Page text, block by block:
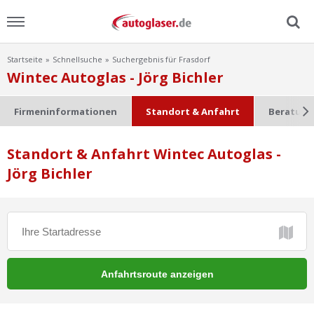
Menu
Home
Ratgeber
Scheibensuche
Startseite Schnellsuche Suchergebnis für Frasdorf
Wintec Autoglas - Jörg Bichler
Firmeninformationen Standort & Anfahrt
Standort & Anfahrt Wintec Autoglas -
Jörg Bichler